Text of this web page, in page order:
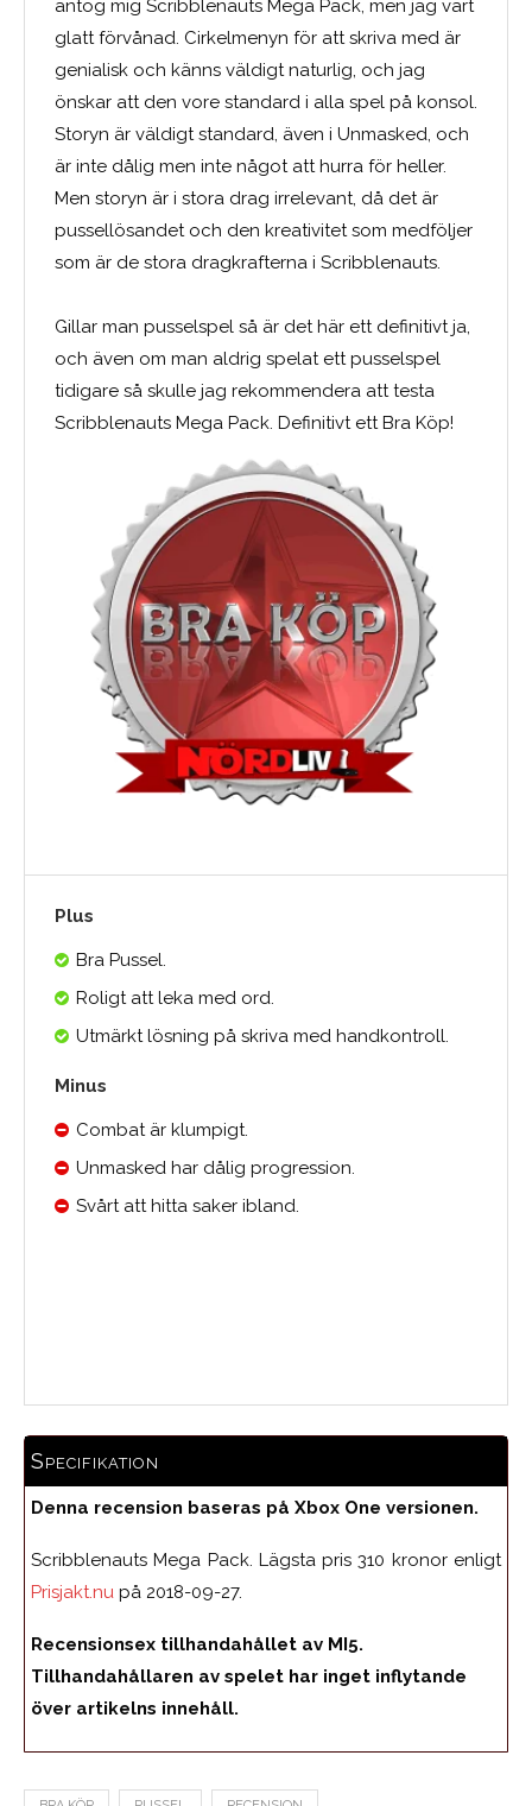
antog mig Scribblenauts Mega Pack, men jag vart
glatt förvånad. Cirkelmenyn för att skriva med är
genialisk och känns väldigt naturlig, och jag
önskar att den vore standard i alla spel på konsol.
Storyn är väldigt standard, även i Unmasked, och
är inte dålig men inte något att hurra för heller.
Men storyn är i stora drag irrelevant, då det är
pussellösandet och den kreativitet som medföljer
som är de stora dragkrafterna i Scribblenauts.
Gillar man pusselspel så är det här ett definitivt ja,
och även om man aldrig spelat ett pusselspel
tidigare så skulle jag rekommendera att testa
Scribblenauts Mega Pack. Definitivt ett Bra Köp!
Plus
Bra Pussel.
Roligt att leka med ord.
Utmärkt lösning på skriva med handkontroll.
Minus
Combat är klumpigt.
Unmasked har dålig progression.
Svårt att hitta saker ibland.
Specifikation
Denna recension baseras på Xbox One versionen.
Scribblenauts Mega Pack. Lägsta pris 310 kronor enligt
Prisjakt.nu på 2018-09-27.
Recensionsex tillhandahållet av MI5.
Tillhandahållaren av spelet har inget inflytande
över artikelns innehåll.